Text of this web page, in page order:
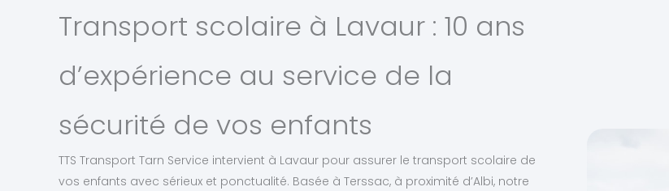
Transport scolaire à Lavaur : 10 ans
d’expérience au service de la
sécurité de vos enfants
TTS Transport Tarn Service intervient à Lavaur pour assurer le transport scolaire de
vos enfants avec sérieux et ponctualité. Basée à Terssac, à proximité d’Albi, notre